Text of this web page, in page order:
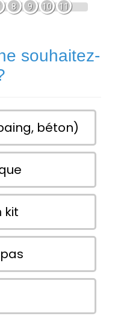
8 9 10 11
souhaitez-
béton)
kit